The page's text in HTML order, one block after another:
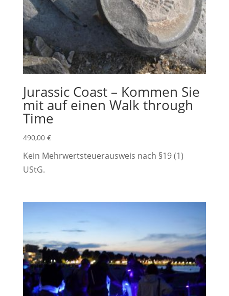
Jurassic Coast – Kommen Sie
mit auf einen Walk through
Time
490,00 €
Kein Mehrwertsteuerausweis nach §19 (1)
UStG.